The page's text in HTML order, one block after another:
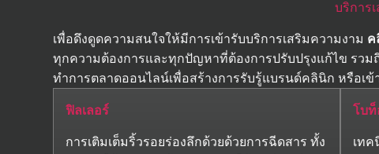
บริการ
เพื่อดึงดูดความสนใจให้มีการเข้ารับบริการเสริมความงาม ค
ทุกความต้องการและทุกปัญหาที่ต้องการปรับปรุงแก้ไข รวม
ทำการตลาดออนไลน์เพื่อสร้างการรับรู้แบรนด์คลินิก หรือเ
ฟิลเลอร์
การเติมเต็มริ้วรอยร่องลึกด้วยด้วยการฉีดสาร ทั้ง
โบ
เทค